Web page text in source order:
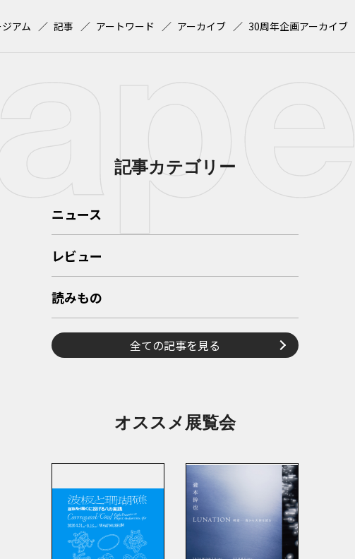
アム 記事 アートワード アーカイブ 30周年企画アーカイブ
記事カテゴリー
ニュース
レビュー
読みもの
全ての記事を見る
オススメ展覧会